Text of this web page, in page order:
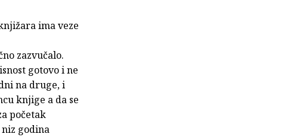
ima veze
zazvučalo.
gotovo i ne
na druge, i
knjige a da se
početak
godina